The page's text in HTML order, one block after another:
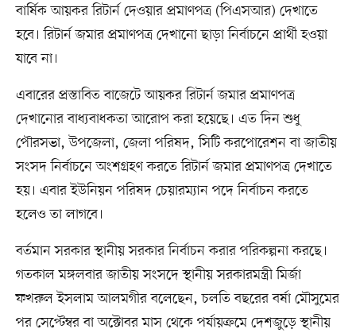
বার্ষিক আয়কর রিটার্ন দেওয়ার প্রমাণপত্র (পিএসআর) দেখাতে
হবে। রিটার্ন জমার প্রমাণপত্র দেখানো ছাড়া নির্বাচনে প্রার্থী হওয়া
যাবে না।
এবারের প্রস্তাবিত বাজেটে আয়কর রিটার্ন জমার প্রমাণপত্র
দেখানোর বাধ্যবাধকতা আরোপ করা হয়েছে। এত দিন শুধু
পৌরসভা, উপজেলা, জেলা পরিষদ, সিটি করপোরেশন বা জাতীয়
সংসদ নির্বাচনে অংশগ্রহণ করতে রিটার্ন জমার প্রমাণপত্র দেখাতে
হয়। এবার ইউনিয়ন পরিষদ চেয়ারম্যান পদে নির্বাচন করতে
হলেও তা লাগবে।
বর্তমান সরকার স্থানীয় সরকার নির্বাচন করার পরিকল্পনা করছে।
গতকাল মঙ্গলবার জাতীয় সংসদে স্থানীয় সরকারমন্ত্রী মির্জা
ফখরুল ইসলাম আলমগীর বলেছেন, চলতি বছরের বর্ষা মৌসুমের
পর সেপ্টেম্বর বা অক্টোবর মাস থেকে পর্যায়ক্রমে দেশজুড়ে স্থানীয়